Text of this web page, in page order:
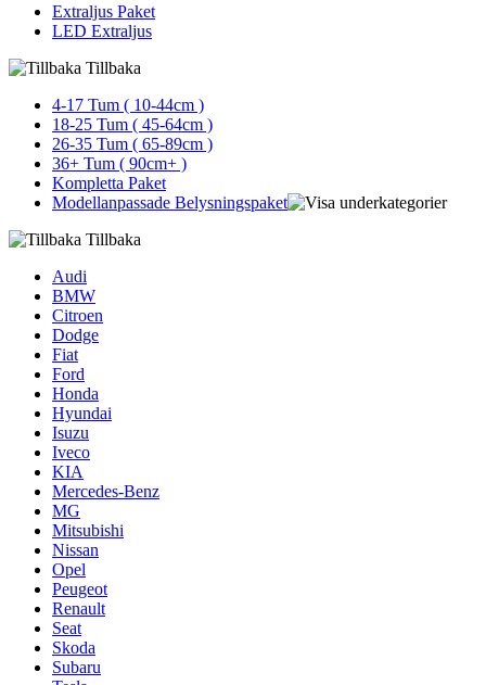
Extraljus Paket
LED Extraljus
Tillbaka
4-17 Tum ( 10-44cm )
18-25 Tum ( 45-64cm )
26-35 Tum ( 65-89cm )
36+ Tum ( 90cm+ )
Kompletta Paket
Modellanpassade Belysningspaket
Tillbaka
Audi
BMW
Citroen
Dodge
Fiat
Ford
Honda
Hyundai
Isuzu
Iveco
KIA
Mercedes-Benz
MG
Mitsubishi
Nissan
Opel
Peugeot
Renault
Seat
Skoda
Subaru